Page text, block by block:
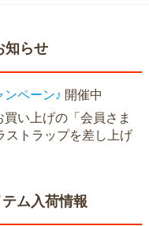
知らせ
ンペーン♪ 開催中
い上げの「会員さま
ストラップを差し上げ
ム入荷情報